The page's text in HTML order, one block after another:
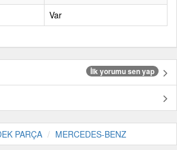
Var
İlk yorumu sen yap
PARÇA MERCEDES-BENZ